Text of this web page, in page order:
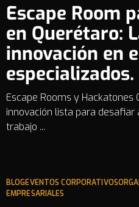
Escape Room
en Querétaro:
innovación en
especializados.
Escape Rooms y Hackatones
innovación lista para desafiar
trabajo ...
BLOGEVENTOS CORPORATIVOS
EMPRESARIALES